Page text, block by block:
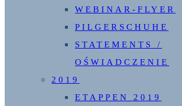
WEBINAR-FLYER
PILGERSCHUHE
STATEMENTS /
OŚWIADCZENIE
2019
ETAPPEN 2019